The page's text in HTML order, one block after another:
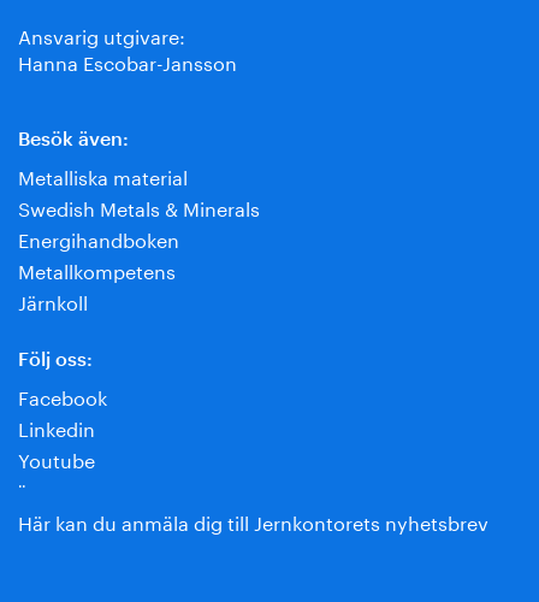
Ansvarig utgivare:
Hanna Escobar-Jansson
Besök även:
Metalliska material
Swedish Metals & Minerals
Energihandboken
Metallkompetens
Järnkoll
Följ oss:
Facebook
Linkedin
Youtube
¨
Här kan du anmäla dig till Jernkontorets nyhetsbrev